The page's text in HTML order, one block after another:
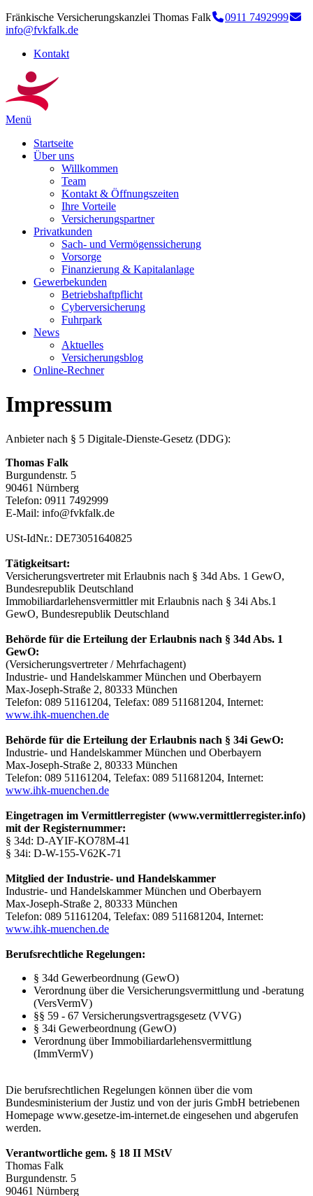
Fränkische Versicherungskanzlei Thomas Falk
0911 7492999
info@fvkfalk.de
Kontakt
Menü
Startseite
Über uns
Willkommen
Team
Kontakt & Öffnungszeiten
Ihre Vorteile
Versicherungspartner
Privatkunden
Sach- und Vermögenssicherung
Vorsorge
Finanzierung & Kapitalanlage
Gewerbekunden
Betriebshaftpflicht
Cyberversicherung
Fuhrpark
News
Aktuelles
Versicherungsblog
Online-Rechner
Impressum
Anbieter nach § 5 Digitale-Dienste-Gesetz (DDG):
Thomas Falk
Burgundenstr. 5
90461 Nürnberg
Telefon: 0911 7492999
E-Mail: info@fvkfalk.de
USt-IdNr.: DE73051640825
Tätigkeitsart:
Versicherungsvertreter mit Erlaubnis nach § 34d Abs. 1 GewO,
Bundesrepublik Deutschland
Immobiliardarlehensvermittler mit Erlaubnis nach § 34i Abs.1
GewO, Bundesrepublik Deutschland
Behörde für die Erteilung der Erlaubnis nach § 34d Abs. 1
GewO:
(Versicherungsvertreter / Mehrfachagent)
Industrie- und Handelskammer München und Oberbayern
Max-Joseph-Straße 2, 80333 München
Telefon: 089 51161204, Telefax: 089 511681204, Internet:
www.ihk-muenchen.de
Behörde für die Erteilung der Erlaubnis nach § 34i GewO:
Industrie- und Handelskammer München und Oberbayern
Max-Joseph-Straße 2, 80333 München
Telefon: 089 51161204, Telefax: 089 511681204, Internet:
www.ihk-muenchen.de
Eingetragen im Vermittlerregister (www.vermittlerregister.info)
mit der Registernummer:
§ 34d: D-AYIF-KO78M-41
§ 34i: D-W-155-V62K-71
Mitglied der Industrie- und Handelskammer
Industrie- und Handelskammer München und Oberbayern
Max-Joseph-Straße 2, 80333 München
Telefon: 089 51161204, Telefax: 089 511681204, Internet:
www.ihk-muenchen.de
Berufsrechtliche Regelungen:
§ 34d Gewerbeordnung (GewO)
Verordnung über die Versicherungsvermittlung und -beratung
(VersVermV)
§§ 59 - 67 Versicherungsvertragsgesetz (VVG)
§ 34i Gewerbeordnung (GewO)
Verordnung über Immobiliardarlehensvermittlung
(ImmVermV)
Die berufsrechtlichen Regelungen können über die vom
Bundesministerium der Justiz und von der juris GmbH betriebenen
Homepage www.gesetze-im-internet.de eingesehen und abgerufen
werden.
Verantwortliche gem. § 18 II MStV
Thomas Falk
Burgundenstr. 5
90461 Nürnberg